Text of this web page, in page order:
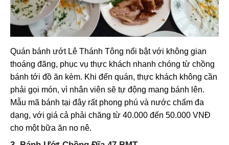
Quán bánh ướt Lê Thánh Tông nổi bật với không gian
thoáng đãng, phục vụ thực khách nhanh chóng từ chồng
bánh tới đồ ăn kèm. Khi đến quán, thực khách không cần
phải gọi món, vì nhân viên sẽ tự động mang bánh lên.
Mẫu mã bánh tại đây rất phong phú và nước chấm đa
dạng, với giá cả phải chăng từ 40.000 đến 50.000 VNĐ
cho một bữa ăn no nê.